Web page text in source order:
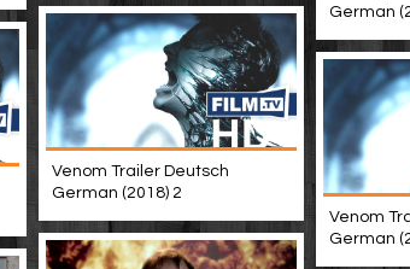
German
Venom Trailer Deutsch
German (2018) 2
Venom
German